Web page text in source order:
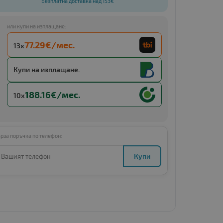
или купи на изплащане:
Купи с
API request failed
13x77.29€/мес.
Купи на изплащане.
10x188.16€/мес.
поръчка по телефон:
Купи